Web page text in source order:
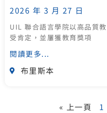
2026 年 3 月 27 日
UIL 聯合語言學院以高品質
受肯定，並屢獲教育獎項
閱讀更多...
布里斯本
« 上一頁 1